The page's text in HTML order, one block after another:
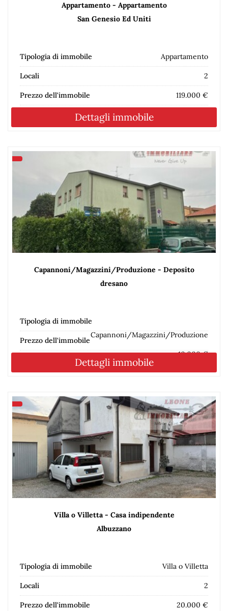
Appartamento - Appartamento
San Genesio Ed Uniti
Tipologia di immobile Appartamento
Locali 2
Prezzo dell'immobile 119.000 €
Dettagli immobile
Capannoni/Magazzini/Produzione - Deposito
dresano
Tipologia di immobile
Capannoni/Magazzini/Produzione
Prezzo dell'immobile
10.000 €
Dettagli immobile
Villa o Villetta - Casa indipendente
Albuzzano
Tipologia di immobile Villa o Villetta
Locali 2
Prezzo dell'immobile 20.000 €